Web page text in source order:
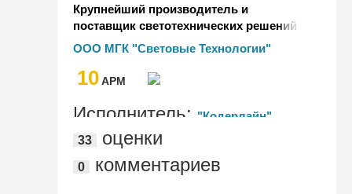
Крупнейший производитель и
поставщик светотехнических решений
автоматизирует учет кадров и расчет
управление персоналом КОРП (ред. 3)"
ООО МГК "Световые Технологии"
10AРМ
Исполнитель: "Кодерлайн"
33
оценки
0 комментариев